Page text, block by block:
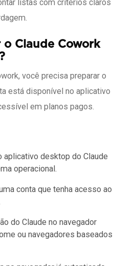
listas com critérios claros
o Claude Cowork
você precisa preparar o
está disponível no aplicativo
em planos pagos.
aplicativo desktop do Claude
operacional.
conta que tenha acesso ao
do Claude no navegador
ou navegadores baseados